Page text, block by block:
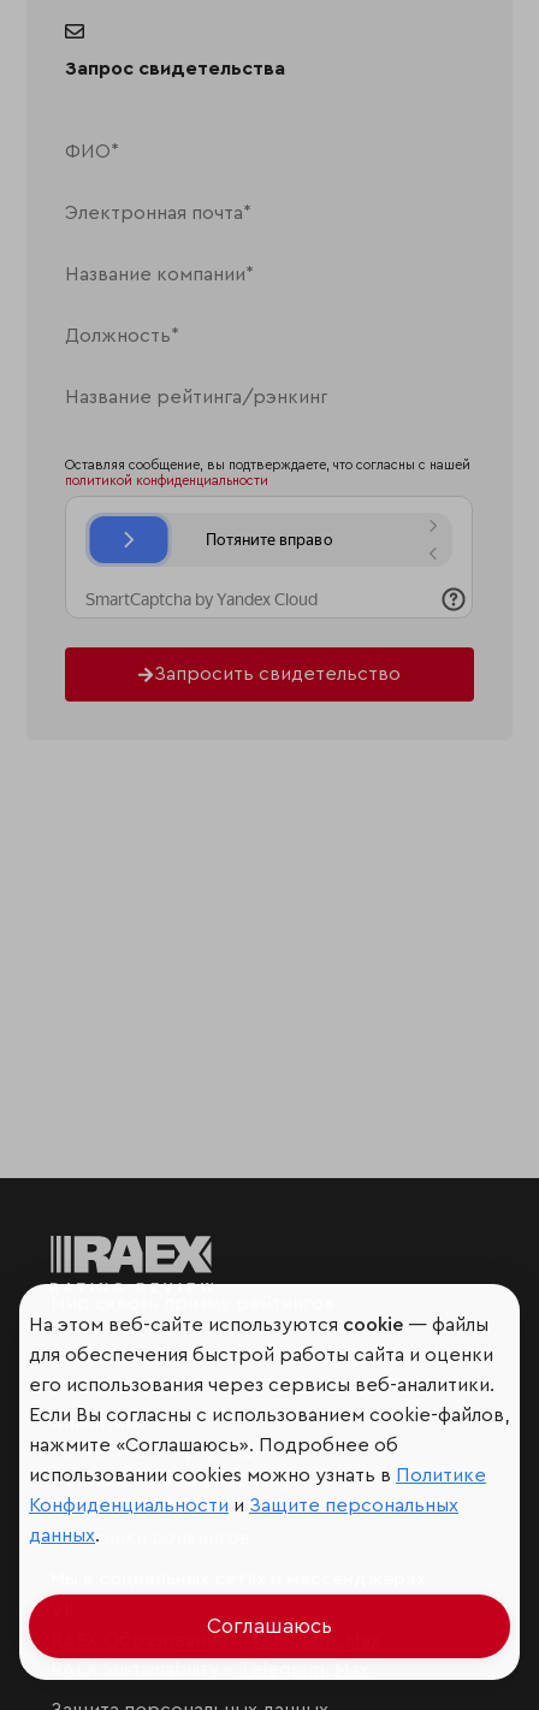
Запрос свидетельства
Оставляя сообщение, вы подтверждаете, что согласны с нашей
политикой конфиденциальности
Запросить свидетельство
Аналитика
Контактная информация
Подписаться на рассылку
Обратная связь
Участники рэнкингов
На этом веб-сайте используются cookie — файлы
для обеспечения быстрой работы сайта и оценки
его использования через сервисы веб-аналитики.
Если Вы согласны с использованием cookie-файлов,
нажмите «Соглашаюсь». Подробнее об
использовании cookies можно узнать в Политике
Конфиденциальности и Защите персональных
данных.
Соглашаюсь